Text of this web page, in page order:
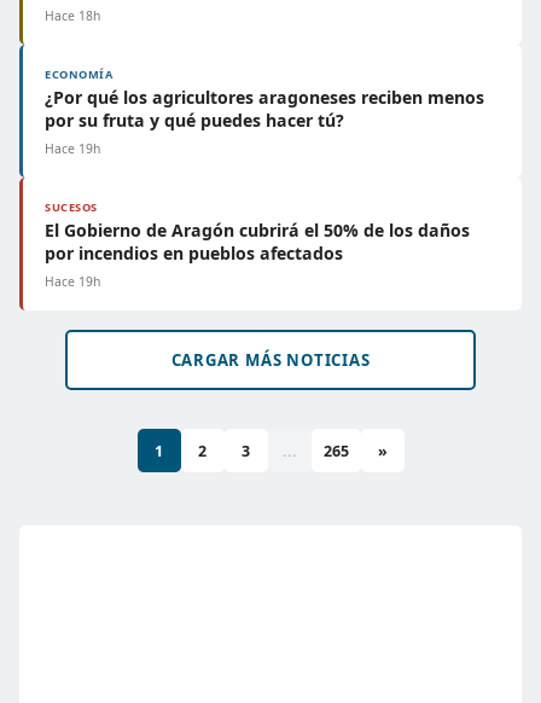
Hace 18h
ECONOMÍA
¿Por qué los agricultores aragoneses reciben menos
por su fruta y qué puedes hacer tú?
Hace 19h
SUCESOS
El Gobierno de Aragón cubrirá el 50% de los daños
por incendios en pueblos afectados
Hace 19h
CARGAR MÁS NOTICIAS
1 2 3 ... 265 »